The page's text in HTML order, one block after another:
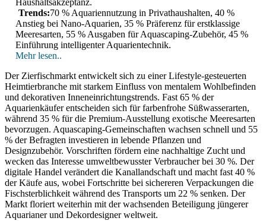
Haushaltsakzeptanz.
Trends:70 % Aquariennutzung in Privathaushalten, 40 %
Anstieg bei Nano-Aquarien, 35 % Präferenz für erstklassige
Meeresarten, 55 % Ausgaben für Aquascaping-Zubehör, 45 %
Einführung intelligenter Aquarientechnik.
Mehr lesen..
Der Zierfischmarkt entwickelt sich zu einer Lifestyle-gesteuerten
Heimtierbranche mit starkem Einfluss von mentalem Wohlbefinden
und dekorativen Inneneinrichtungstrends. Fast 65 % der
Aquarienkäufer entscheiden sich für farbenfrohe Süßwasserarten,
während 35 % für die Premium-Ausstellung exotische Meeresarten
bevorzugen. Aquascaping-Gemeinschaften wachsen schnell und 55
% der Befragten investieren in lebende Pflanzen und
Designzubehör. Vorschriften fördern eine nachhaltige Zucht und
wecken das Interesse umweltbewusster Verbraucher bei 30 %. Der
digitale Handel verändert die Kanallandschaft und macht fast 40 %
der Käufe aus, wobei Fortschritte bei sichereren Verpackungen die
Fischsterblichkeit während des Transports um 22 % senken. Der
Markt floriert weiterhin mit der wachsenden Beteiligung jüngerer
Aquarianer und Dekordesigner weltweit.